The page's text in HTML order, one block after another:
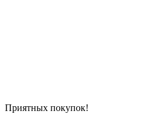
Приятных покупок!